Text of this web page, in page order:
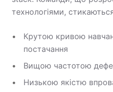
технологіями,
Крутою кривою
постачання
Вищою частотою
Низькою якістю